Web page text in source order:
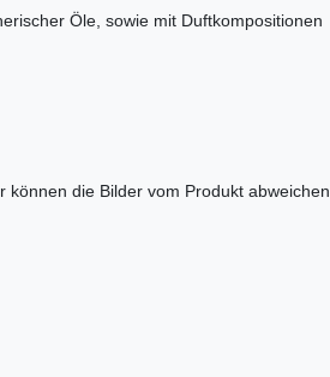
Öle, sowie mit Duftkompositionen
die Bilder vom Produkt